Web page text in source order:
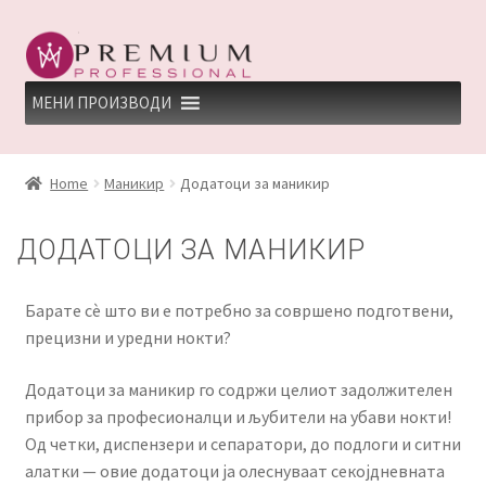
Skip
to
navigation
Skip
to
content
МЕНИ ПРОИЗВОДИ
HOME
REFUND AND RETURNS POLICY
UNDP
ДЕПИЛАЦИЈА
КЕРАТИНСКИ ТРЕМАН BY KYANA QUEEN
Home Маникир Додатоци за маникир
ДОДАТОЦИ ЗА МАНИКИР
Барате сѐ што ви е потребно за совршено подготвени,
прецизни и уредни нокти?
Додатоци за маникир го содржи целиот задолжителен
прибор за професионалци и љубители на убави нокти!
Од четки, диспензери и сепаратори, до подлоги и ситни
алатки — овие додатоци ја олеснуваат секојдневната